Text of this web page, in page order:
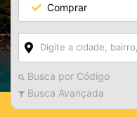
Comprar
Busca por Código
Busca Avançada